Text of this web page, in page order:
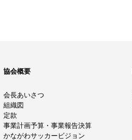
協会概要
会長あいさつ
組織図
定款
事業計画予算・事業報告決算
かながわサッカービジョン